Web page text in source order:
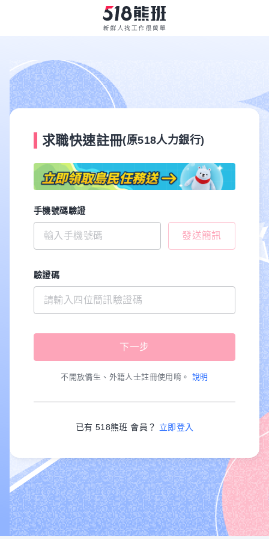
求職快速註冊(原518人力銀行)
手機號碼驗證
發送簡訊
驗證碼
不開放僑生、外籍人士註冊使用唷。 說明
已有 518熊班 會員？ 立即登入